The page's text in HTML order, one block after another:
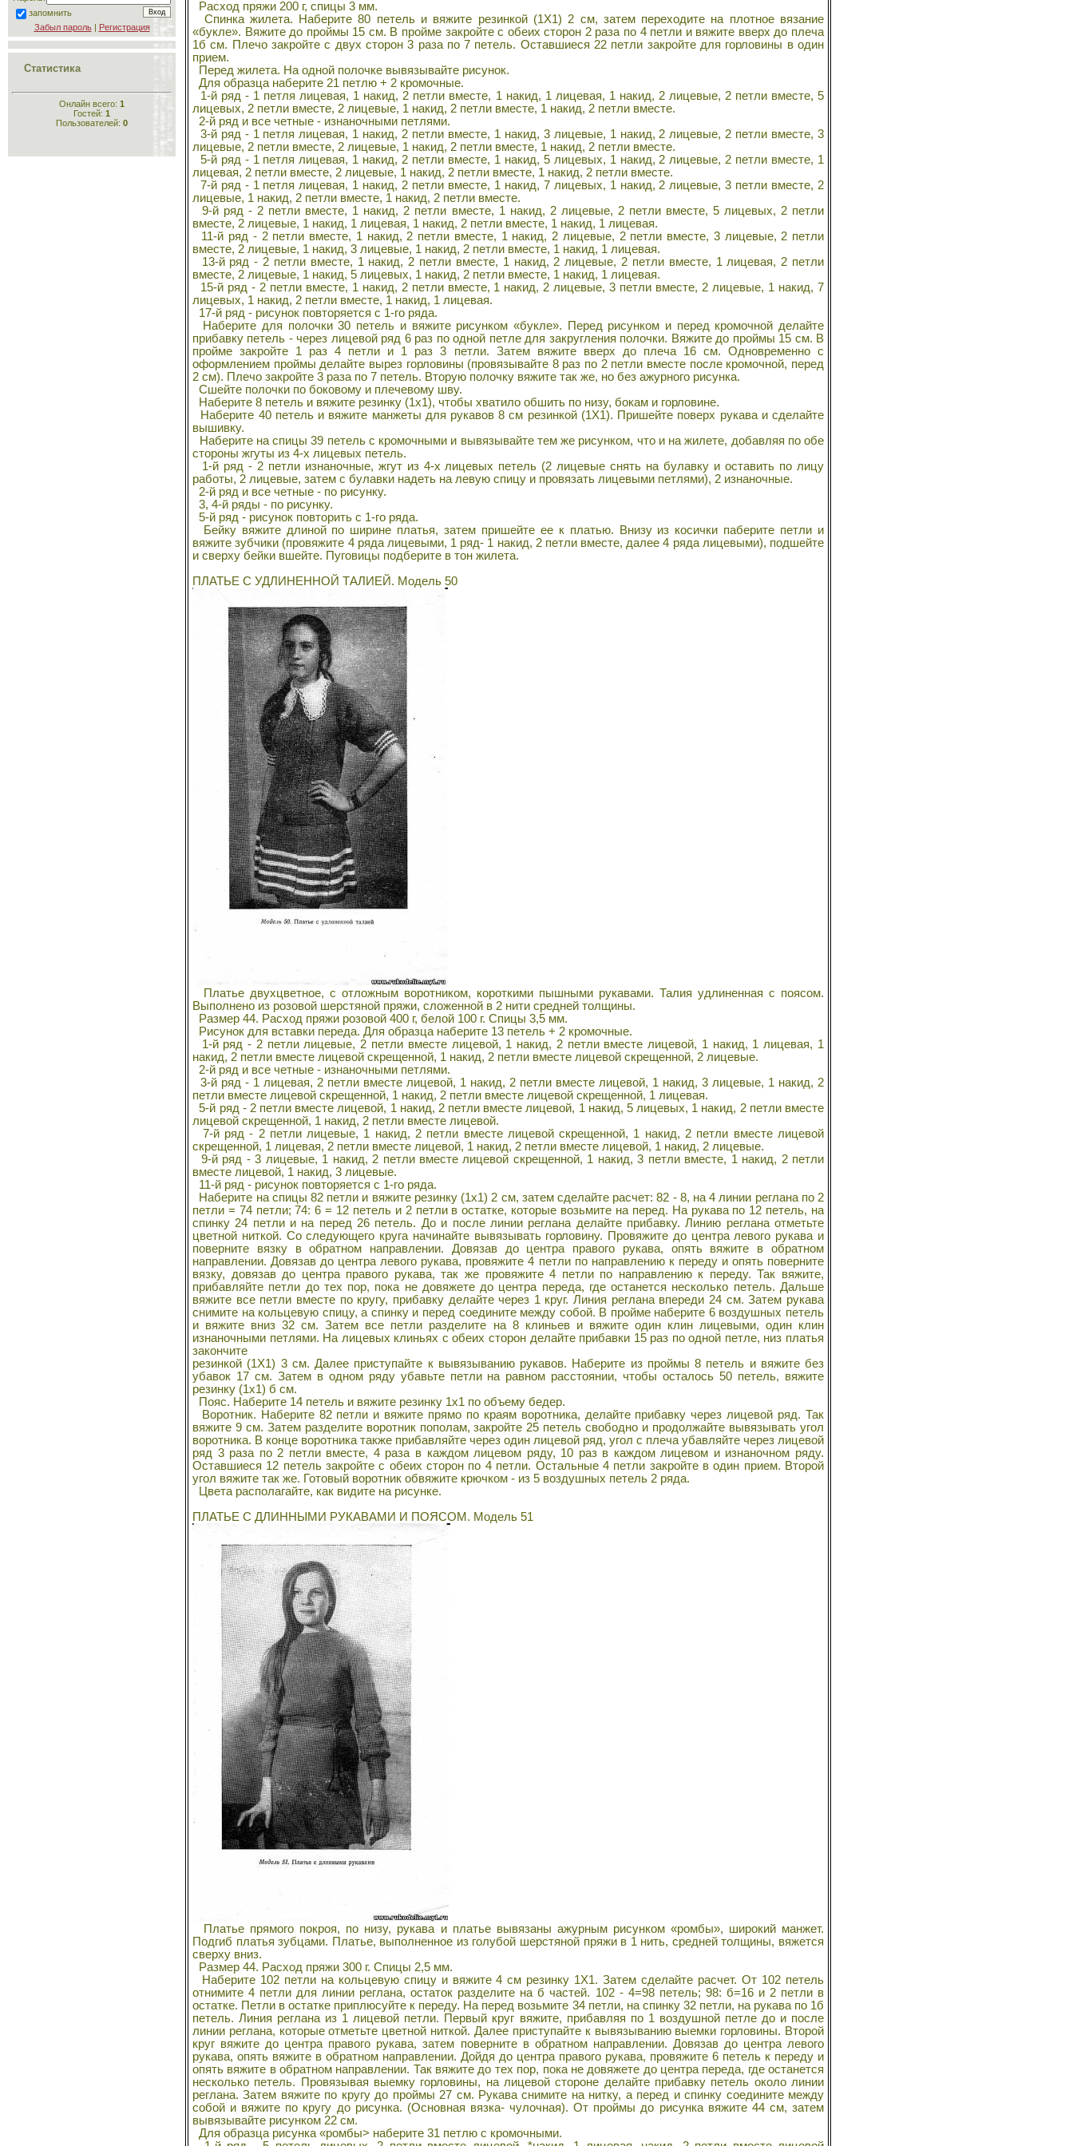
запомнить
Забыл пароль| Регистрация
Статистика
Онлайн всего: 1
Гостей: 1
Пользователей: 0
Расход пряжи 200 г, спицы 3 мм.
Спинка жилета. Наберите 80 петель и вяжите резинкой (1Х1) 2 см, затем переходите на плотное вязание
«букле». Вяжите до проймы 15 см. В пройме закройте с обеих сторон 2 раза по 4 петли и вяжите вверх до плеча
1б см. Плечо закройте с двух сторон 3 раза по 7 петель. Оставшиеся 22 петли закройте для горловины в один
прием.
Перед жилета. На одной полочке вывязывайте рисунок.
Для образца наберите 21 петлю + 2 кромочные.
1-й ряд - 1 петля лицевая, 1 накид, 2 петли вместе, 1 накид, 1 лицевая, 1 накид, 2 лицевые, 2 петли вместе, 5
лицевых, 2 петли вместе, 2 лицевые, 1 накид, 2 петли вместе, 1 накид, 2 петли вместе.
2-й ряд и все четные - изнаночными петлями.
3-й ряд - 1 петля лицевая, 1 накид, 2 петли вместе, 1 накид, 3 лицевые, 1 накид, 2 лицевые, 2 петли вместе, 3
лицевые, 2 петли вместе, 2 лицевые, 1 накид, 2 петли вместе, 1 накид, 2 петли вместе.
5-й ряд - 1 петля лицевая, 1 накид, 2 петли вместе, 1 накид, 5 лицевых, 1 накид, 2 лицевые, 2 петли вместе, 1
лицевая, 2 петли вместе, 2 лицевые, 1 накид, 2 петли вместе, 1 накид, 2 петли вместе.
7-й ряд - 1 петля лицевая, 1 накид, 2 петли вместе, 1 накид, 7 лицевых, 1 накид, 2 лицевые, 3 петли вместе, 2
лицевые, 1 накид, 2 петли вместе, 1 накид, 2 петли вместе.
9-й ряд - 2 петли вместе, 1 накид, 2 петли вместе, 1 накид, 2 лицевые, 2 петли вместе, 5 лицевых, 2 петли
вместе, 2 лицевые, 1 накид, 1 лицевая, 1 накид, 2 петли вместе, 1 накид, 1 лицевая.
11-й ряд - 2 петли вместе, 1 накид, 2 петли вместе, 1 накид, 2 лицевые, 2 петли вместе, 3 лицевые, 2 петли
вместе, 2 лицевые, 1 накид, 3 лицевые, 1 накид, 2 петли вместе, 1 накид, 1 лицевая.
13-й ряд - 2 петли вместе, 1 накид, 2 петли вместе, 1 накид, 2 лицевые, 2 петли вместе, 1 лицевая, 2 петли
вместе, 2 лицевые, 1 накид, 5 лицевых, 1 накид, 2 петли вместе, 1 накид, 1 лицевая.
15-й ряд - 2 петли вместе, 1 накид, 2 петли вместе, 1 накид, 2 лицевые, 3 петли вместе, 2 лицевые, 1 накид, 7
лицевых, 1 накид, 2 петли вместе, 1 накид, 1 лицевая.
17-й ряд - рисунок повторяется с 1-го ряда.
Наберите для полочки 30 петель и вяжите рисунком «букле». Перед рисунком и перед кромочной делайте
прибавку петель - через лицевой ряд 6 раз по одной петле для закругления полочки. Вяжите до проймы 15 см. В
пройме закройте 1 раз 4 петли и 1 раз 3 петли. Затем вяжите вверх до плеча 16 см. Одновременно с
оформлением проймы делайте вырез горловины (провязывайте 8 раз по 2 петли вместе после кромочной, перед
2 см). Плечо закройте 3 раза по 7 петель. Вторую полочку вяжите так же, но без ажурного рисунка.
Сшейте полочки по боковому и плечевому шву.
Наберите 8 петель и вяжите резинку (1х1), чтобы хватило обшить по низу, бокам и горловине.
Наберите 40 петель и вяжите манжеты для рукавов 8 см резинкой (1Х1). Пришейте поверх рукава и сделайте
вышивку.
Наберите на спицы 39 петель с кромочными и вывязывайте тем же рисунком, что и на жилете, добавляя по обе
стороны жгуты из 4-х лицевых петель.
1-й ряд - 2 петли изнаночные, жгут из 4-х лицевых петель (2 лицевые снять на булавку и оставить по лицу
работы, 2 лицевые, затем с булавки надеть на левую спицу и провязать лицевыми петлями), 2 изнаночные.
2-й ряд и все четные - по рисунку.
3, 4-й ряды - по рисунку.
5-й ряд - рисунок повторить с 1-го ряда.
Бейку вяжите длиной по ширине платья, затем пришейте ее к платью. Внизу из косички паберите петли и
вяжите зубчики (провяжите 4 ряда лицевыми, 1 ряд- 1 накид, 2 петли вместе, далее 4 ряда лицевыми), подшейте
и сверху бейки вшейте. Пуговицы подберите в тон жилета.
ПЛАТЬЕ С УДЛИНЕННОЙ ТАЛИЕЙ. Модель 50
Платье двухцветное, с отложным воротником, короткими пышными рукавами. Талия удлиненная с поясом.
Выполнено из розовой шерстяной пряжи, сложенной в 2 нити средней толщины.
Размер 44. Расход пряжи розовой 400 г, белой 100 г. Спицы 3,5 мм.
Рисунок для вставки переда. Для образца наберите 13 петель + 2 кромочные.
1-й ряд - 2 петли лицевые, 2 петли вместе лицевой, 1 накид, 2 петли вместе лицевой, 1 накид, 1 лицевая, 1
накид, 2 петли вместе лицевой скрещенной, 1 накид, 2 петли вместе лицевой скрещенной, 2 лицевые.
2-й ряд и все четные - изнаночными петлями.
3-й ряд - 1 лицевая, 2 петли вместе лицевой, 1 накид, 2 петли вместе лицевой, 1 накид, 3 лицевые, 1 накид, 2
петли вместе лицевой скрещенной, 1 накид, 2 петли вместе лицевой скрещенной, 1 лицевая.
5-й ряд - 2 петли вместе лицевой, 1 накид, 2 петли вместе лицевой, 1 накид, 5 лицевых, 1 накид, 2 петли вместе
лицевой скрещенной, 1 накид, 2 петли вместе лицевой.
7-й ряд - 2 петли лицевые, 1 накид, 2 петли вместе лицевой скрещенной, 1 накид, 2 петли вместе лицевой
скрещенной, 1 лицевая, 2 петли вместе лицевой, 1 накид, 2 петли вместе лицевой, 1 накид, 2 лицевые.
9-й ряд - 3 лицевые, 1 накид, 2 петли вместе лицевой скрещенной, 1 накид, 3 петли вместе, 1 накид, 2 петли
вместе лицевой, 1 накид, 3 лицевые.
11-й ряд - рисунок повторяется с 1-го ряда.
Наберите на спицы 82 петли и вяжите резинку (1х1) 2 см, затем сделайте расчет: 82 - 8, на 4 линии реглана по 2
петли = 74 петли; 74: 6 = 12 петель и 2 петли в остатке, которые возьмите на перед. На рукава по 12 петель, на
спинку 24 петли и на перед 26 петель. До и после линии реглана делайте прибавку. Линию реглана отметьте
цветной ниткой. Со следующего круга начинайте вывязывать горловину. Провяжите до центра левого рукава и
поверните вязку в обратном направлении. Довязав до центра правого рукава, опять вяжите в обратном
направлении. Довязав до центра левого рукава, провяжите 4 петли по направлению к переду и опять поверните
вязку, довязав до центра правого рукава, так же провяжите 4 петли по направлению к переду. Так вяжите,
прибавляйте петли до тех пор, пока не довяжете до центра переда, где останется несколько петель. Дальше
вяжите все петли вместе по кругу, прибавку делайте через 1 круг. Линия реглана впереди 24 см. Затем рукава
снимите на кольцевую спицу, а спинку и перед соедините между собой. В пройме наберите 6 воздушных петель
и вяжите вниз 32 см. Затем все петли разделите на 8 клиньев и вяжите один клин лицевыми, один клин
изнаночными петлями. На лицевых клиньях с обеих сторон делайте прибавки 15 раз по одной петле, низ платья
закончите
резинкой (1Х1) 3 см. Далее приступайте к вывязыванию рукавов. Наберите из проймы 8 петель и вяжите без
убавок 17 см. Затем в одном ряду убавьте петли на равном расстоянии, чтобы осталось 50 петель, вяжите
резинку (1х1) б см.
Пояс. Наберите 14 петель и вяжите резинку 1х1 по объему бедер.
Воротник. Наберите 82 петли и вяжите прямо по краям воротника, делайте прибавку через лицевой ряд. Так
вяжите 9 см. Затем разделите воротник пополам, закройте 25 петель свободно и продолжайте вывязывать угол
воротника. В конце воротника также прибавляйте через один лицевой ряд, угол с плеча убавляйте через лицевой
ряд 3 раза по 2 петли вместе, 4 раза в каждом лицевом ряду, 10 раз в каждом лицевом и изнаночном ряду.
Оставшиеся 12 петель закройте с обеих сторон по 4 петли. Остальные 4 петли закройте в один прием. Второй
угол вяжите так же. Готовый воротник обвяжите крючком - из 5 воздушных петель 2 ряда.
Цвета располагайте, как видите на рисунке.
ПЛАТЬЕ С ДЛИННЫМИ РУКАВАМИ И ПОЯСОМ. Модель 51
Платье прямого покроя, по низу, рукава и платье вывязаны ажурным рисунком «ромбы», широкий манжет.
Подгиб платья зубцами. Платье, выполненное из голубой шерстяной пряжи в 1 нить, средней толщины, вяжется
сверху вниз.
Размер 44. Расход пряжи 300 г. Спицы 2,5 мм.
Наберите 102 петли на кольцевую спицу и вяжите 4 см резинку 1Х1. Затем сделайте расчет. От 102 петель
отнимите 4 петли для линии реглана, остаток разделите на б частей. 102 - 4=98 петель; 98: б=16 и 2 петли в
остатке. Петли в остатке приплюсуйте к переду. На перед возьмите 34 петли, на спинку 32 петли, на рукава по 1б
петель. Линия реглана из 1 лицевой петли. Первый круг вяжите, прибавляя по 1 воздушной петле до и после
линии реглана, которые отметьте цветной ниткой. Далее приступайте к вывязыванию выемки горловины. Второй
круг вяжите до центра правого рукава, затем поверните в обратном направлении. Довязав до центра левого
рукава, опять вяжите в обратном направлении. Дойдя до центра правого рукава, провяжите 6 петель к переду и
опять вяжите в обратном направлении. Так вяжите до тех пор, пока не довяжете до центра переда, где останется
несколько петель. Провязывая выемку горловины, на лицевой стороне делайте прибавку петель около линии
реглана. Затем вяжите по кругу до проймы 27 см. Рукава снимите на нитку, а перед и спинку соедините между
собой и вяжите по кругу до рисунка. (Основная вязка- чулочная). От проймы до рисунка вяжите 44 см, затем
вывязывайте рисунком 22 см.
Для образца рисунка «ромбы> наберите 31 петлю с кромочными.